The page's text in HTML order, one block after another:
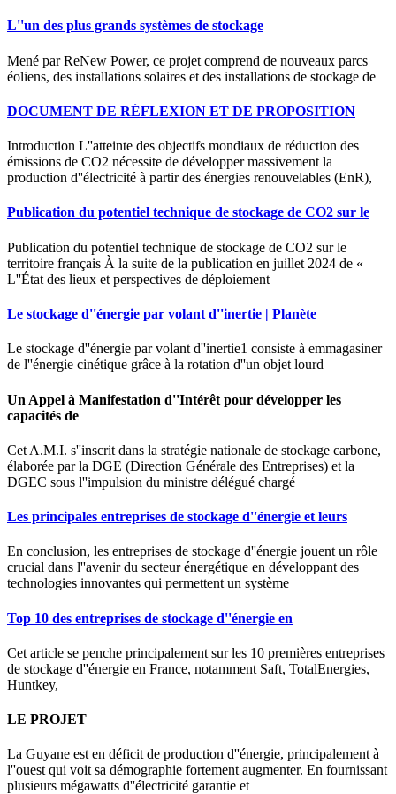
L''un des plus grands systèmes de stockage
Mené par ReNew Power, ce projet comprend de nouveaux parcs
éoliens, des installations solaires et des installations de stockage de
DOCUMENT DE RÉFLEXION ET DE PROPOSITION
Introduction L''atteinte des objectifs mondiaux de réduction des
émissions de CO2 nécessite de développer massivement la
production d''électricité à partir des énergies renouvelables (EnR),
Publication du potentiel technique de stockage de CO2 sur le
Publication du potentiel technique de stockage de CO2 sur le
territoire français À la suite de la publication en juillet 2024 de «
L''État des lieux et perspectives de déploiement
Le stockage d''énergie par volant d''inertie | Planète
Le stockage d''énergie par volant d''inertie1 consiste à emmagasiner
de l''énergie cinétique grâce à la rotation d''un objet lourd
Un Appel à Manifestation d''Intérêt pour développer les
capacités de
Cet A.M.I. s''inscrit dans la stratégie nationale de stockage carbone,
élaborée par la DGE (Direction Générale des Entreprises) et la
DGEC sous l''impulsion du ministre délégué chargé
Les principales entreprises de stockage d''énergie et leurs
En conclusion, les entreprises de stockage d''énergie jouent un rôle
crucial dans l''avenir du secteur énergétique en développant des
technologies innovantes qui permettent un système
Top 10 des entreprises de stockage d''énergie en
Cet article se penche principalement sur les 10 premières entreprises
de stockage d''énergie en France, notamment Saft, TotalEnergies,
Huntkey,
LE PROJET
La Guyane est en déficit de production d''énergie, principalement à
l''ouest qui voit sa démographie fortement augmenter. En fournissant
plusieurs mégawatts d''électricité garantie et